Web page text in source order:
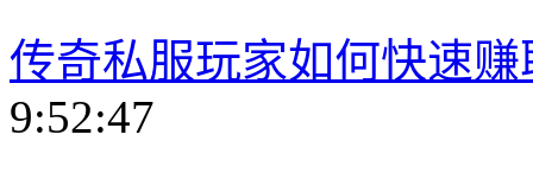
传奇私服玩家如何快速
9:52:47